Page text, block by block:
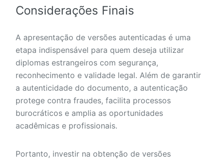
Considerações Finais
A apresentação de versões autenticadas é uma
etapa indispensável para quem deseja utilizar
diplomas estrangeiros com segurança,
reconhecimento e validade legal. Além de garantir
a autenticidade do documento, a autenticação
protege contra fraudes, facilita processos
burocráticos e amplia as oportunidades
acadêmicas e profissionais.
Portanto, investir na obtenção de versões